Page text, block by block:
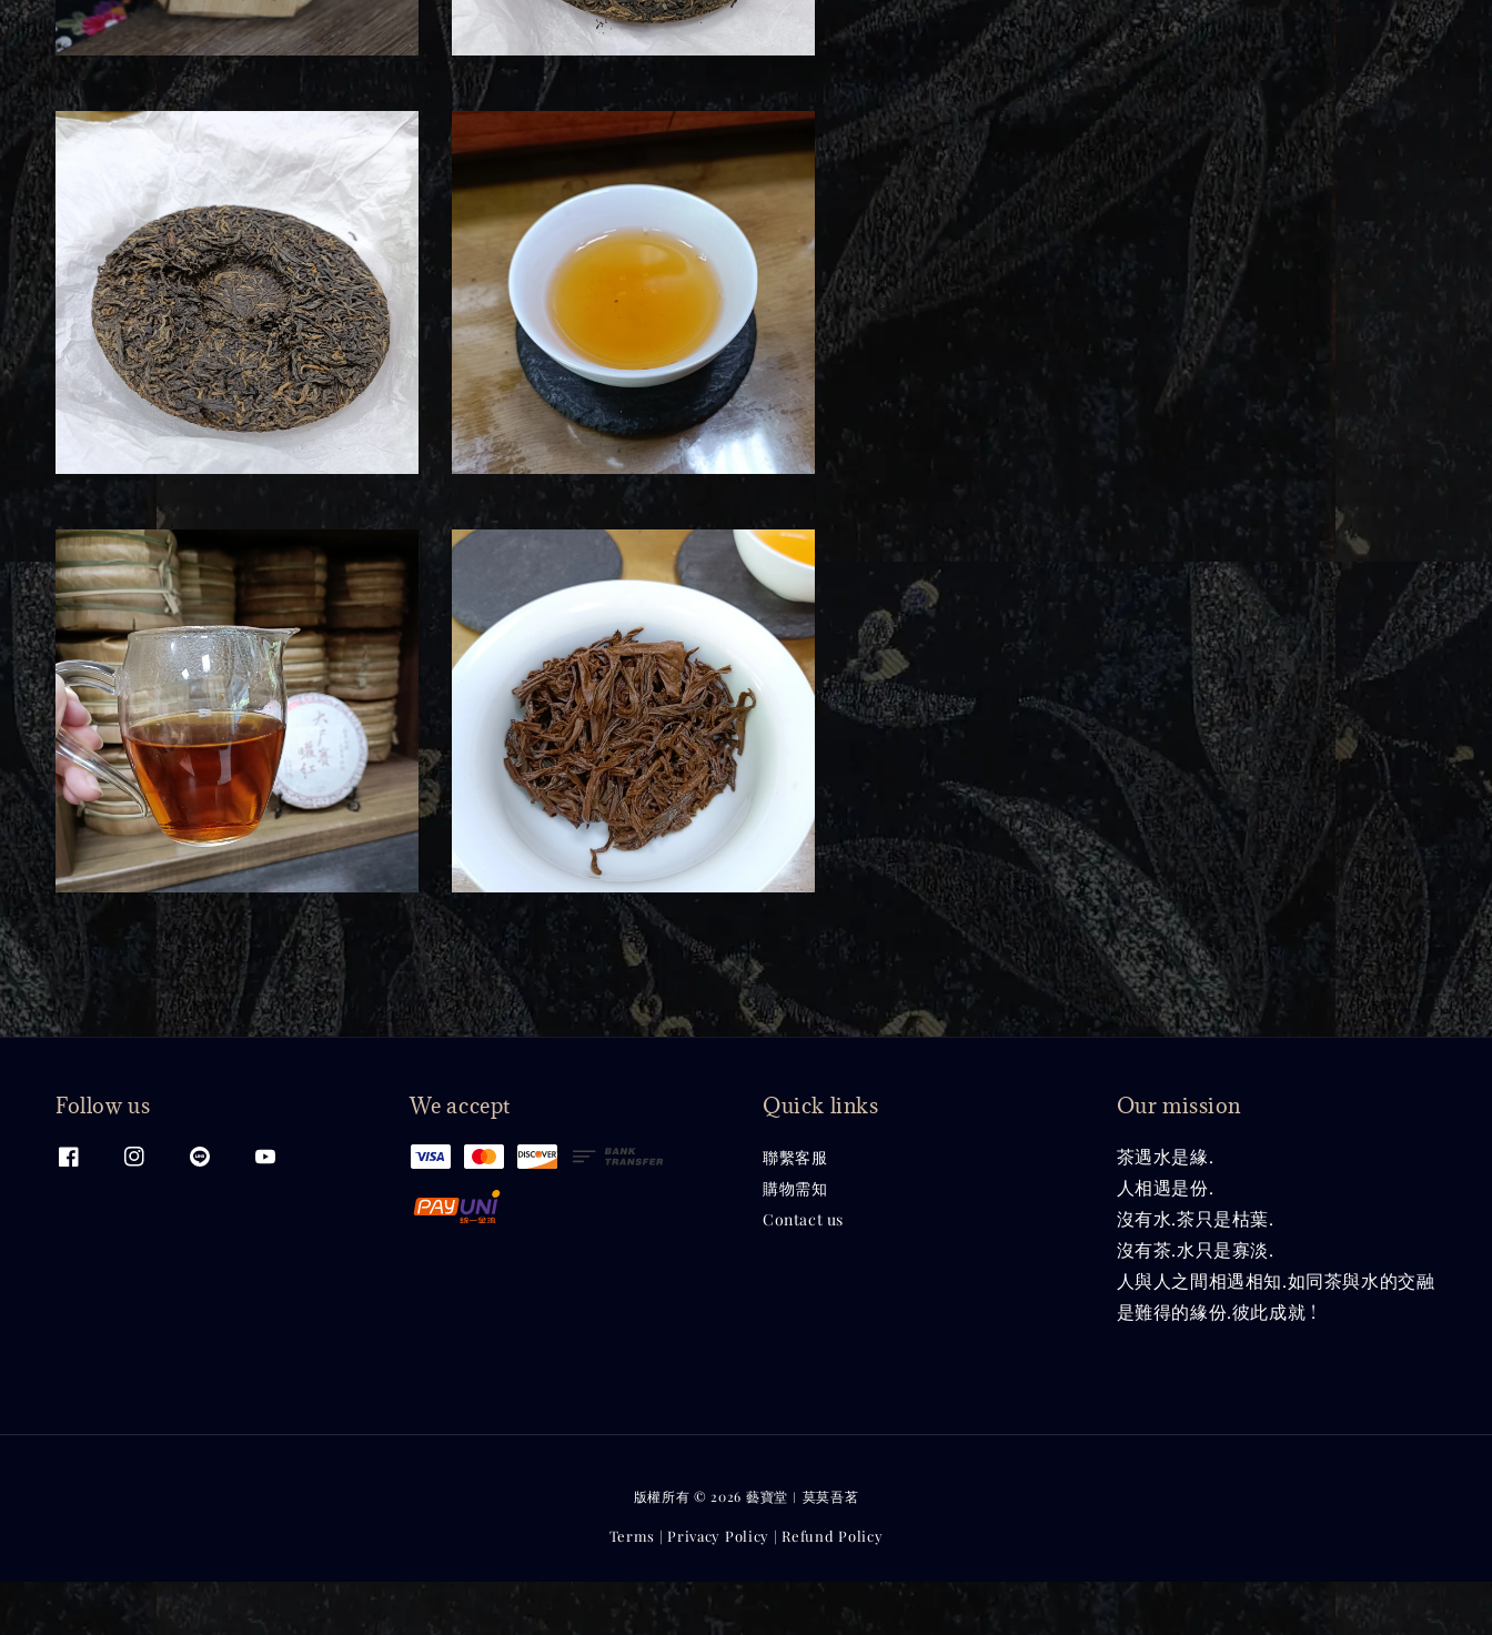
Follow us We accept Quick links
聯繫客服
購物需知
Contact us
Our mission
茶遇水是緣.
人相遇是份.
沒有水.茶只是枯葉.
沒有茶.水只是寡淡.
人與人之間相遇相知.如同茶與水的交融
是難得的緣份.彼此成就 !
版權所有 © 2026 藝寶堂︱莫莫吾茗
Terms | Privacy Policy | Refund Policy